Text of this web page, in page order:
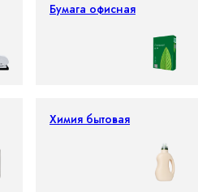
Бумага офисная
Химия бытовая